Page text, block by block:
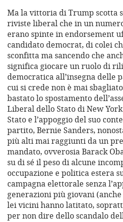
Ma la vittoria di Trump scotta
riviste liberal che in un
erano spinte in endorsement
candidato democrat, di colei
sconfitta ma sancendo che
significa giocare un ruolo di
democratica all’insegna delle
cui si crede non è mai
bastato lo spostamento
Liberal dello Stato di New
Stato e l’appoggio del suo
partito, Bernie Sanders,
più alti mai raggiunti da un
mandato, ovverosia Barack
su di sé il peso di alcune
occupazione e politica estera
campagna elettorale senza
generazioni più giovani
lei vicini hanno latitato,
per non dire dello scandalo